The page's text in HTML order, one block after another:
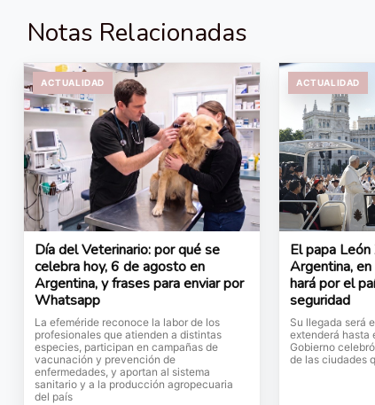
Notas Relacionadas
ACTUALIDAD
Día del Veterinario: por qué se
celebra hoy, 6 de agosto en
Argentina, y frases para enviar por
Whatsapp
La efeméride reconoce la labor de los
profesionales que atienden a distintas
especies, participan en campañas de
vacunación y prevención de
enfermedades, y aportan al sistema
sanitario y a la producción agropecuaria
del país
ACTUALIDAD
El papa
Argentina,
hará por el
seguridad
Su llegada será
extenderá hasta
Gobierno
de las ciudades